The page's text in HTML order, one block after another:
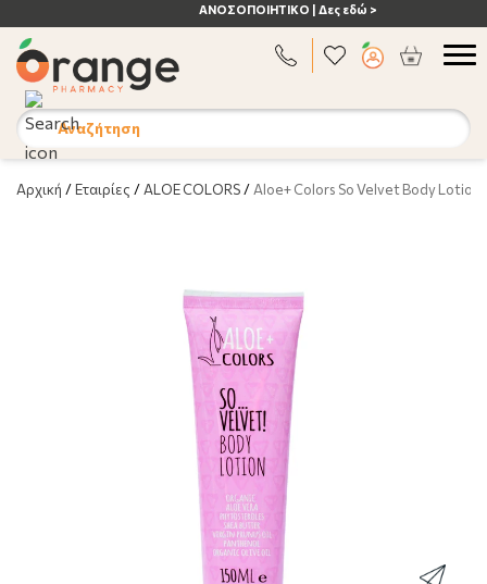
ΑΝΟΣΟΠΟΙΗΤΙΚΟ | Δες εδώ >
Αναζήτηση
Αρχική /Εταιρίες / ALOE COLORS / Aloe+ Colors So Velvet Body Lotion